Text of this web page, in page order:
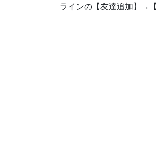
ラインの【友達追加】→